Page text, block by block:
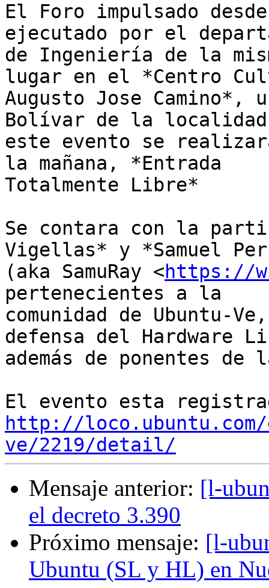
El Foro impulsado
ejecutado por el
de Ingeniería de la
lugar en el *Centro
Augusto Jose
Bolívar de la
este evento se
la mañana, *Entrada
Totalmente Libre*
Se contara con la
Vigellas* y *Samuel
(aka SamuRay <https://
pertenecientes a la
comunidad de Ubuntu-
defensa del Hardware
además de ponentes de
http://
ve/2219/detail/
Mensaje anterior: [l-
el decreto 3.390
Próximo mensaje: [l-
Ubuntu (SL y HL) en